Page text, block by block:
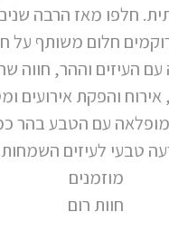
חלום משותף על
העיזים וההר, חווה
והפקת אירועים
עם הטבע בהר
טבעי לעיזים השמחות
מוזמנים
חוות רום